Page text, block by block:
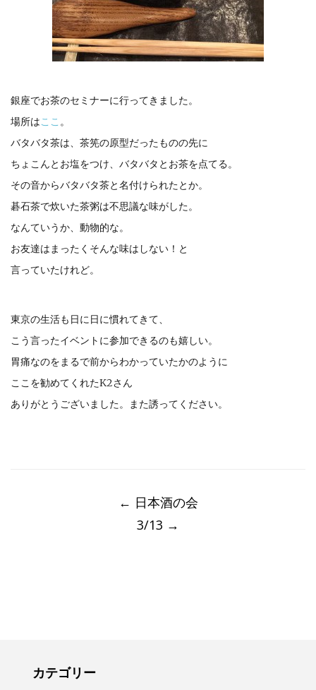
銀座でお茶のセミナーに行ってきました。
場所はここ 。
バタバタ茶は、茶筅の原型だったものの先に
ちょこんとお塩をつけ、バタバタとお茶を点てる。
その音からバタバタ茶と名付けられたとか。
碁石茶で炊いた茶粥は不思議な味がした。
なんていうか、動物的な。
お友達はまったくそんな味はしない！と
言っていたけれど。
東京の生活も日に日に慣れてきて、
こう言ったイベントに参加できるのも嬉しい。
胃痛なのをまるで前からわかっていたかのように
ここを勧めてくれたK2さん
ありがとうございました。また誘ってください。
← 日本酒の会
3/13 →
カテゴリー